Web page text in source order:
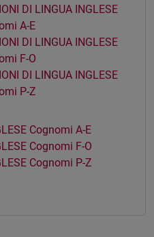
DI LINGUA INGLESE
A-E
DI LINGUA INGLESE
F-O
DI LINGUA INGLESE
P-Z
Cognomi A-E
Cognomi F-O
Cognomi P-Z